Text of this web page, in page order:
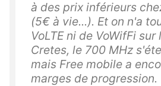
à des prix inférieurs
(5€ à vie...). Et on n'a
VoLTE ni de VoWifFi sur
Cretes, le 700 MHz
mais Free mobile a
marges de progression.